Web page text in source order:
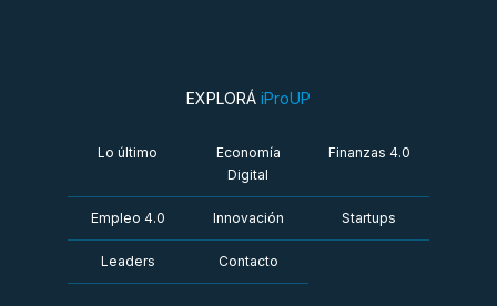
EXPLORÁ iProUP
Lo último
Economía
Digital
Finanzas 4.0
Empleo 4.0 Innovación Startups
Leaders Contacto